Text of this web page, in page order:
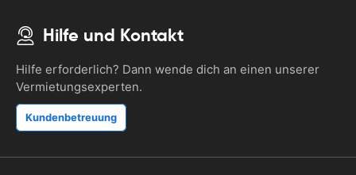
Hilfe und Kontakt
Hilfe erforderlich? Dann wende dich an einen unserer
Vermietungsexperten.
Kundenbetreuung